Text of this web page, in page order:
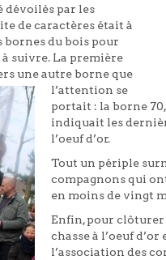
dévoilés par les
de caractères était à
bornes du bois pour
suivre. La première
une autre borne que
l’attention se
portait : la borne
indiquait les
l’oeuf d’or.
Tout un périple
compagnons qui
en moins de vingt
Enfin, pour clôturer
chasse à l’oeuf
l’association des